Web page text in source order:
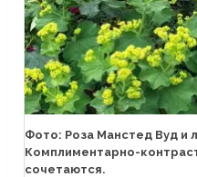
Фото: Роза Манстед Вуд и
Комплиментарно-
сочетаются.